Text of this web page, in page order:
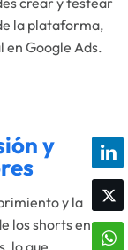
la plataforma,
en Google Ads.
y
y la
los shorts en